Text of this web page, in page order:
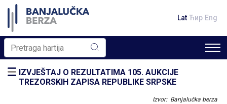
Lat Ћир Eng
IZVJEŠTAJ O REZULTATIMA 105. AUKCIJE
TREZORSKIH ZAPISA REPUBLIKE SRPSKE
Izvor: Banjalučka berza